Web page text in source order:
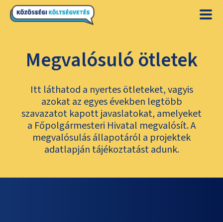
Megvalósuló ötletek
Itt láthatod a nyertes ötleteket, vagyis
azokat az egyes években legtöbb
szavazatot kapott javaslatokat, amelyeket
a Főpolgármesteri Hivatal megvalósít. A
megvalósulás állapotáról a projektek
adatlapján tájékoztatást adunk.